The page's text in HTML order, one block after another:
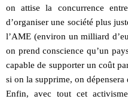
on attise la concurrence
d’organiser une société plus
l’AME (environ un milliard
on prend conscience qu’un
capable de supporter un coût
si on la supprime, on dépensera
Enfin, avec tout cet